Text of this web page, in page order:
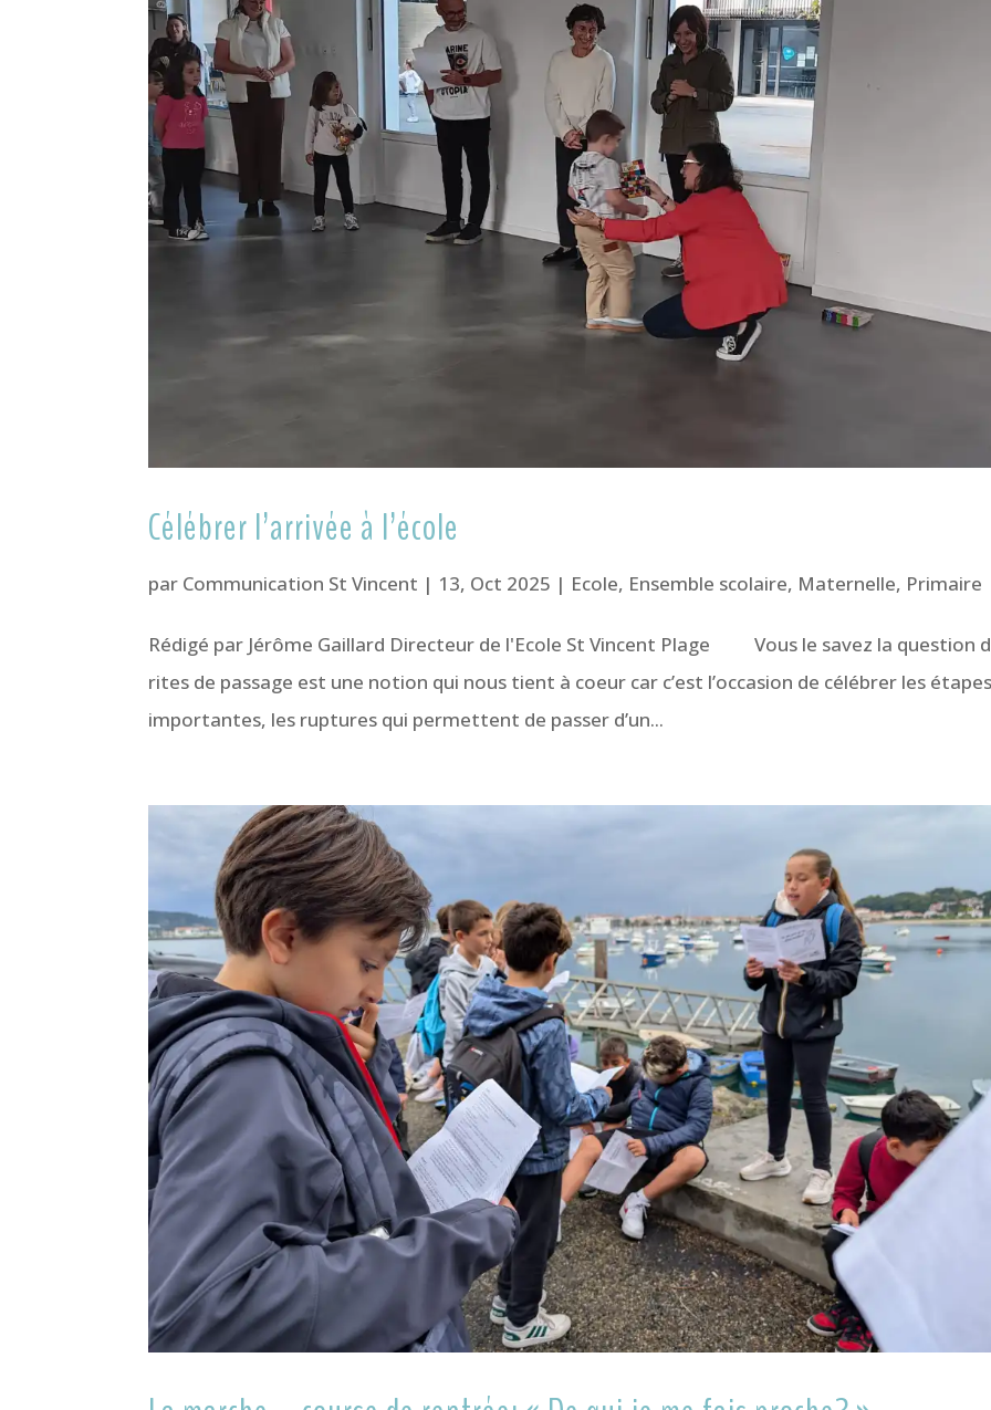
Célébrer l’arrivée à l’école
par Communication St Vincent | 13, Oct 2025 | Ecole, Ensemble scolaire, Maternelle, Primaire
Rédigé par Jérôme Gaillard Directeur de l'Ecole St Vincent Plage Vous le savez la question
rites de passage est une notion qui nous tient à coeur car c’est l’occasion de célébrer les
importantes, les ruptures qui permettent de passer d’un...